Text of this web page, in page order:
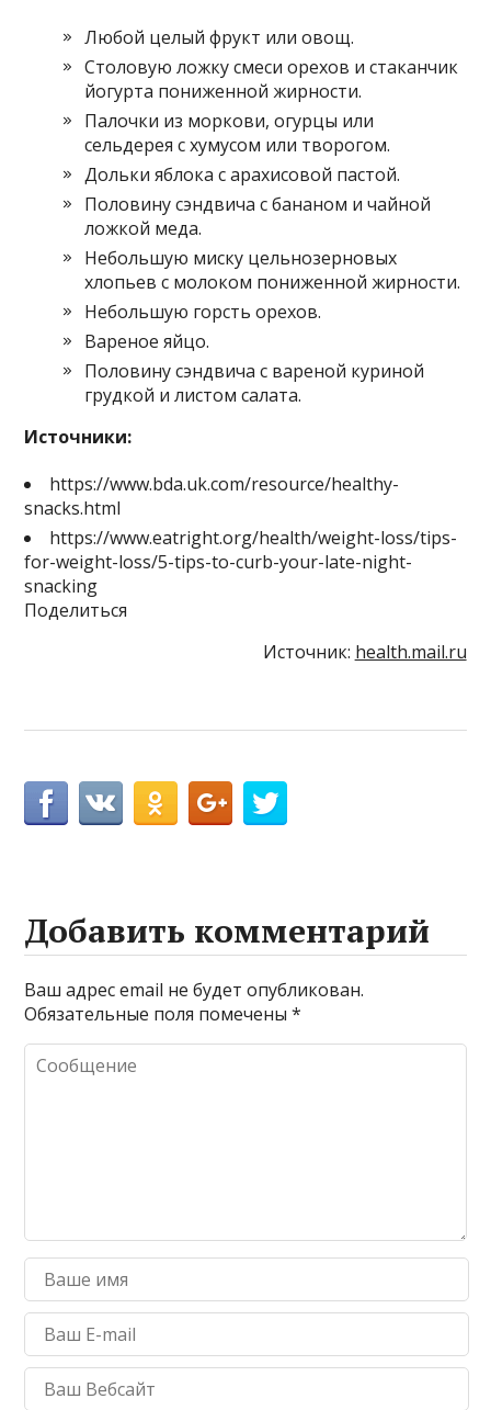
Любой целый фрукт или овощ.
Столовую ложку смеси орехов и стаканчик
йогурта пониженной жирности.
Палочки из моркови, огурцы или
сельдерея с хумусом или творогом.
Дольки яблока с арахисовой пастой.
Половину сэндвича с бананом и чайной
ложкой меда.
Небольшую миску цельнозерновых
хлопьев с молоком пониженной жирности.
Небольшую горсть орехов.
Вареное яйцо.
Половину сэндвича с вареной куриной
грудкой и листом салата.
Источники:
https://www.bda.uk.com/resource/healthy-
snacks.html
https://www.eatright.org/health/weight-loss/tips-
for-weight-loss/5-tips-to-curb-your-late-night-
snacking
Поделиться
Источник: health.mail.ru
Добавить комментарий
Ваш адрес email не будет опубликован.
Обязательные поля помечены*